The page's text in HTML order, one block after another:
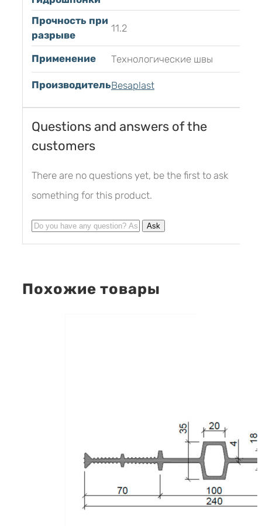
Прочность при
разрыве
11.2
Применение Технологические швы
ПроизводительBesaplast
Questions and answers of the
customers
There are no questions yet, be the first to ask
something for this product.
Похожие товары